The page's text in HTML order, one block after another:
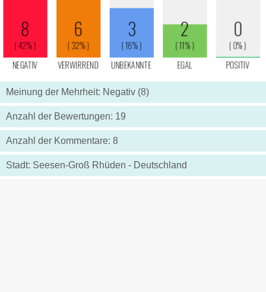
Meinung der Mehrheit: Negativ (8)
Anzahl der Bewertungen: 19
Anzahl der Kommentare: 8
Stadt: Seesen-Groß Rhüden - Deutschland